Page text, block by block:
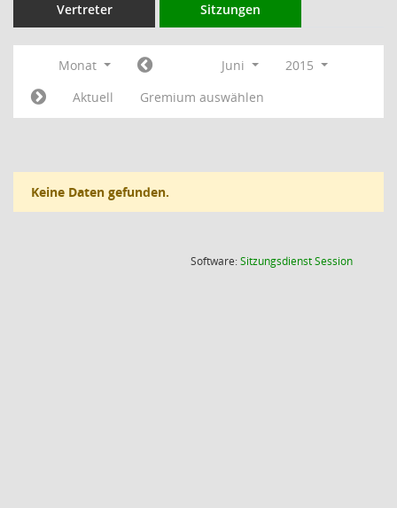
Vertreter Sitzungen
Monat Juni
2015
Aktuell
Gremium auswählen
Keine Daten gefunden.
Software:SitzungsdienstSession(Wird in